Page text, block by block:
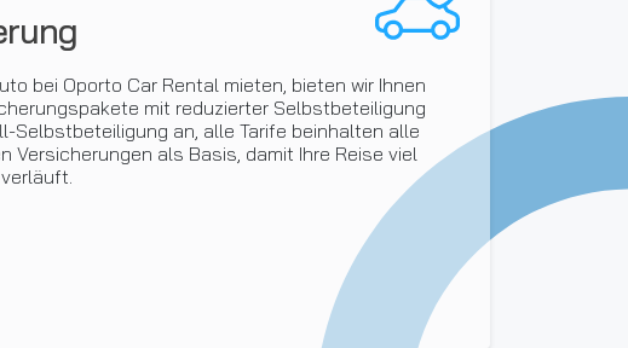
bei Oporto Car Rental mieten, bieten wir Ihnen
mit reduzierter Selbstbeteiligung
Selbstbeteiligung an, alle Tarife beinhalten alle
Versicherungen als Basis, damit Ihre Reise viel